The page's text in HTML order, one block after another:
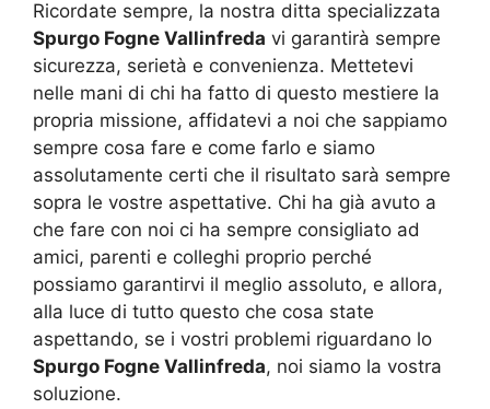
Ricordate sempre, la nostra ditta specializzata
Spurgo Fogne Vallinfreda vi garantirà sempre
sicurezza, serietà e convenienza. Mettetevi
nelle mani di chi ha fatto di questo mestiere la
propria missione, affidatevi a noi che sappiamo
sempre cosa fare e come farlo e siamo
assolutamente certi che il risultato sarà sempre
sopra le vostre aspettative. Chi ha già avuto a
che fare con noi ci ha sempre consigliato ad
amici, parenti e colleghi proprio perché
possiamo garantirvi il meglio assoluto, e allora,
alla luce di tutto questo che cosa state
aspettando, se i vostri problemi riguardano lo
Spurgo Fogne Vallinfreda, noi siamo la vostra
soluzione.